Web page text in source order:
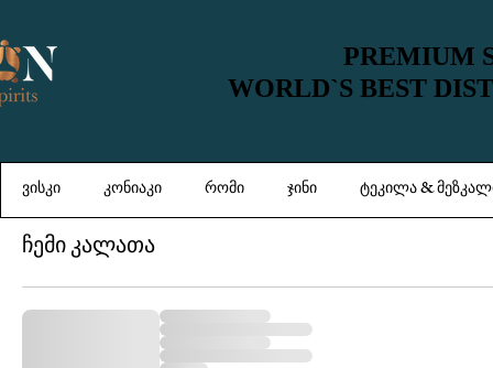
PREMIUM
WORLD`S BEST
PREMIUM
WORLD`S BEST
ჩემი კალათა
ვისკი კონიაკი რომი ჯინი ტეკილა &